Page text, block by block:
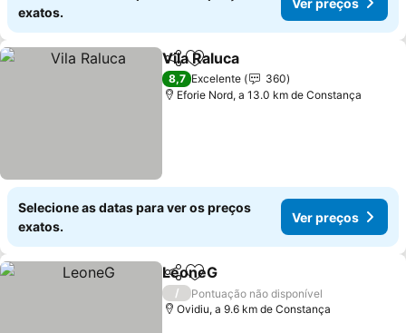
exatos.
PartilharAdicionar aos favoritos
Vila Raluca
8,7 Excelente
360
Eforie Nord, a 13.0 km de Constança
Selecione as datas para ver os preços
exatos.
Ver preços
PartilharAdicionar aos favoritos
LeoneG
/
Pontuação não disponível
Ovidiu, a 9.6 km de Constança